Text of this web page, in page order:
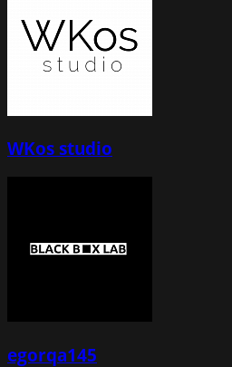
WKos studio
egorqa145